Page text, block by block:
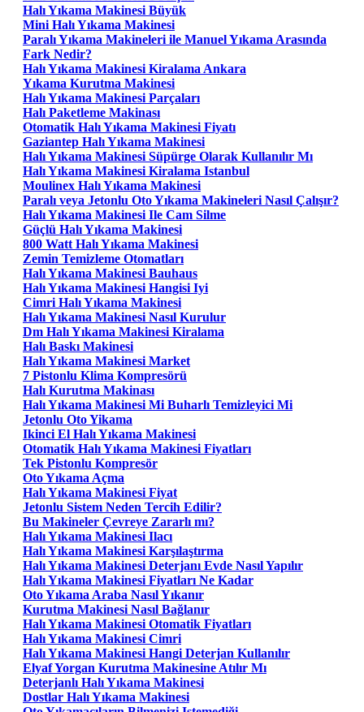
Halı Yıkama Makinesi Büyük
Mini Halı Yıkama Makinesi
Paralı Yıkama Makineleri ile Manuel Yıkama Arasında
Fark Nedir?
Halı Yıkama Makinesi Kiralama Ankara
Yıkama Kurutma Makinesi
Halı Yıkama Makinesi Parçaları
Halı Paketleme Makinası
Otomatik Halı Yıkama Makinesi Fiyatı
Gaziantep Halı Yıkama Makinesi
Halı Yıkama Makinesi Süpürge Olarak Kullanılır Mı
Halı Yıkama Makinesi Kiralama Istanbul
Moulinex Halı Yıkama Makinesi
Paralı veya Jetonlu Oto Yıkama Makineleri Nasıl Çalışır?
Halı Yıkama Makinesi Ile Cam Silme
Güçlü Halı Yıkama Makinesi
800 Watt Halı Yıkama Makinesi
Zemin Temizleme Otomatları
Halı Yıkama Makinesi Bauhaus
Halı Yıkama Makinesi Hangisi Iyi
Cimri Halı Yıkama Makinesi
Halı Yıkama Makinesi Nasıl Kurulur
Dm Halı Yıkama Makinesi Kiralama
Halı Baskı Makinesi
Halı Yıkama Makinesi Market
7 Pistonlu Klima Kompresörü
Halı Kurutma Makinası
Halı Yıkama Makinesi Mi Buharlı Temizleyici Mi
Jetonlu Oto Yikama
Ikinci El Halı Yıkama Makinesi
Otomatik Halı Yıkama Makinesi Fiyatları
Tek Pistonlu Kompresör
Oto Yıkama Açma
Halı Yıkama Makinesi Fiyat
Jetonlu Sistem Neden Tercih Edilir?
Bu Makineler Çevreye Zararlı mı?
Halı Yıkama Makinesi Ilacı
Halı Yıkama Makinesi Karşılaştırma
Halı Yıkama Makinesi Deterjanı Evde Nasıl Yapılır
Halı Yıkama Makinesi Fiyatları Ne Kadar
Oto Yıkama Araba Nasıl Yıkanır
Kurutma Makinesi Nasıl Bağlanır
Halı Yıkama Makinesi Otomatik Fiyatları
Halı Yıkama Makinesi Cimri
Halı Yıkama Makinesi Hangi Deterjan Kullanılır
Elyaf Yorgan Kurutma Makinesine Atılır Mı
Deterjanlı Halı Yıkama Makinesi
Dostlar Halı Yıkama Makinesi